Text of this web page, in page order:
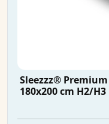
Sleezzz®
180x200 cm H2/H3